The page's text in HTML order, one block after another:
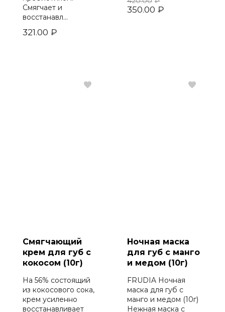
Смягчает и
восстанавл...
₽
321.00
₽
350.00
Смягчающий
крем для губ с
кокосом (10г)
На 56% состоящий
из кокосового сока,
крем усиленно
восстанавливает
Ночная маска
для губ с манго
и медом (10г)
FRUDIA Ночная
маска для губ с
манго и медом (10г)
Нежная маска с